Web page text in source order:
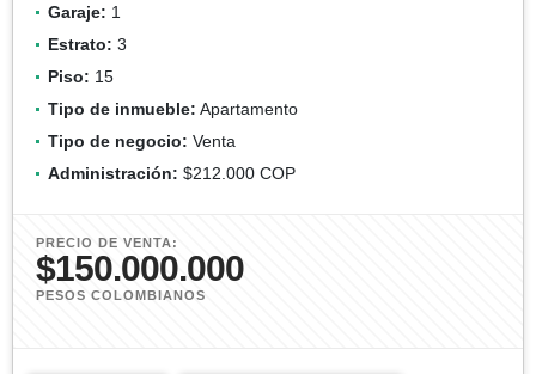
Garaje: 1
Estrato: 3
Piso: 15
Tipo de inmueble: Apartamento
Tipo de negocio: Venta
Administración: $212.000 COP
PRECIO DE VENTA:
$150.000.000
PESOS COLOMBIANOS